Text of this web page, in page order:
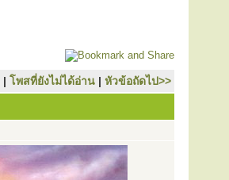
| โพสที่ยังไม่ได้อ่าน | หัวข้อถัดไป>>